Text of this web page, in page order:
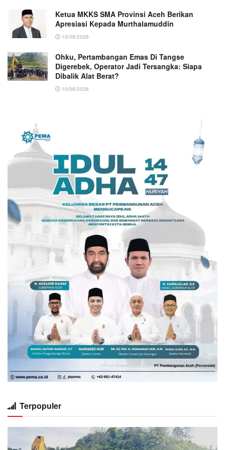
Ketua MKKS SMA Provinsi Aceh Berikan
Apresiasi Kepada Murthalamuddin
10/08/2026
Ohku, Pertambangan Emas Di Tangse
Digerebek, Operator Jadi Tersangka: Siapa
Dibalik Alat Berat?
10/08/2026
Terpopuler